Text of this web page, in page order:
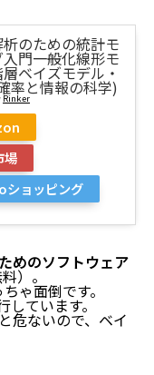
のための統計モ
門――一般化線形モ
ベイズモデル・
率と情報の科学)
Rinker
場
ショッピング
めのソフトウェア
）。
ゃ面倒です。
しています。
危ないので、ベイ